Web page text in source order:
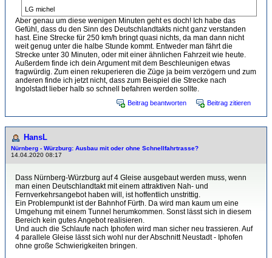
LG michel
Aber genau um diese wenigen Minuten geht es doch! Ich habe das
Gefühl, dass du den Sinn des Deutschlandtakts nicht ganz verstanden
hast. Eine Strecke für 250 km/h bringt quasi nichts, da man dann nicht
weit genug unter die halbe Stunde kommt. Entweder man fährt die
Strecke unter 30 Minuten, oder mit einer ähnlichen Fahrzeit wie heute.
Außerdem finde ich dein Argument mit dem Beschleunigen etwas
fragwürdig. Zum einen rekuperieren die Züge ja beim verzögern und zum
anderen finde ich jetzt nicht, dass zum Beispiel die Strecke nach
Ingolstadt lieber halb so schnell befahren werden sollte.
Beitrag beantworten Beitrag zitieren
HansL
Nürnberg - Würzburg: Ausbau mit oder ohne Schnellfahrtrasse?
14.04.2020 08:17
Dass Nürnberg-Würzburg auf 4 Gleise ausgebaut werden muss, wenn
man einen Deutschlandtakt mit einem attraktiven Nah- und
Fernverkehrsangebot haben will, ist hoffentlich unstrittig.
Ein Problempunkt ist der Bahnhof Fürth. Da wird man kaum um eine
Umgehung mit einem Tunnel herumkommen. Sonst lässt sich in diesem
Bereich kein gutes Angebot realisieren.
Und auch die Schlaufe nach Iphofen wird man sicher neu trassieren. Auf
4 parallele Gleise lässt sich wohl nur der Abschnitt Neustadt - Iphofen
ohne große Schwierigkeiten bringen.